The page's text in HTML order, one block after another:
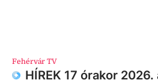
Fehérvár TV
HÍREK 17 órakor